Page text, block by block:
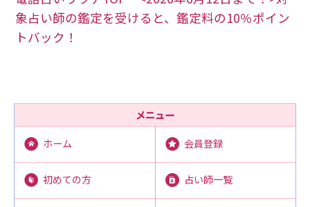
象占い師の鑑定を受けると、鑑定料の10％ポイン
トバック！
メニュー
ホーム 会員登録
初めての方 占い師一覧